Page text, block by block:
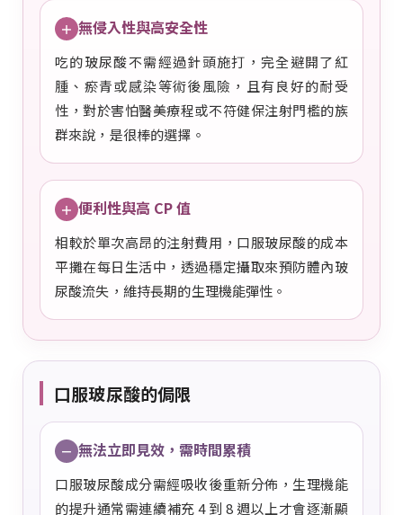
＋ 無侵入性與高安全性
吃的玻尿酸不需經過針頭施打，完全避開了紅
腫、瘀青或感染等術後風險，且有良好的耐受
性，對於害怕醫美療程或不符健保注射門檻的族
群來說，是很棒的選擇。
＋ 便利性與高 CP 值
相較於單次高昂的注射費用，口服玻尿酸的成本
平攤在每日生活中，透過穩定攝取來預防體內玻
尿酸流失，維持長期的生理機能彈性。
口服玻尿酸的侷限
－ 無法立即見效，需時間累積
口服玻尿酸成分需經吸收後重新分佈，生理機能
的提升通常需連續補充 4 到 8 週以上才會逐漸顯